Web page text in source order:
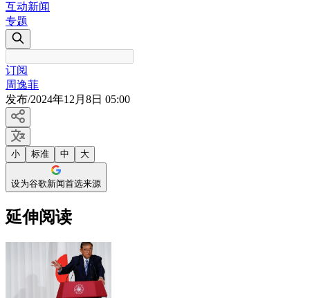
互动新闻
专题
订阅
周逸菲
发布/2024年12月8日 05:00
小 标准 中 大
设为谷歌新闻首选来源
延伸阅读